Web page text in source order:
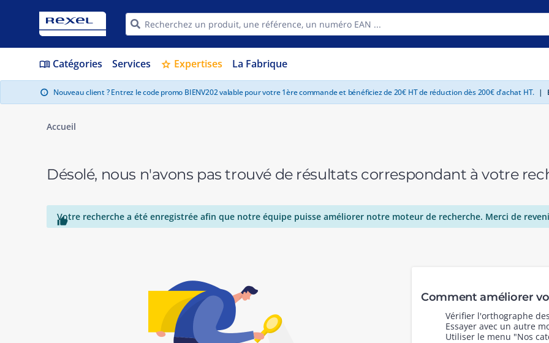
menu_book Catégories Services star Expertises La Fabrique
info Nouveau client ? Entrez le code promo BIENV202 valable pour votre 1ère commande et bénéficiez de 20€ HT de réduction dès 200€ d'achat HT. |
Accueil
Désolé, nous n'avons pas trouvé de résultats correspondant à votre

Votre recherche a été enregistrée afin que notre équipe puisse améliorer notre moteur de recherche. Merci de
Comment améliorer
Vérifier l'orthographe
Essayer avec un autre
Utiliser le menu "Nos